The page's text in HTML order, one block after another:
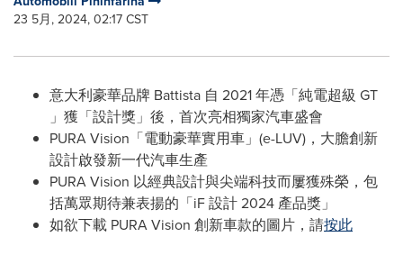
23 5月, 2024, 02:17 CST
意大利豪華品牌 Battista 自 2021 年憑「純電超級 GT
」獲「設計獎」後，首次亮相獨家汽車盛會
PURA Vision「電動豪華實用車」(e-LUV)，大膽創新
設計啟發新一代汽車生產
PURA Vision 以經典設計與尖端科技而屢獲殊榮，包
括萬眾期待兼表揚的「iF 設計 2024 產品獎」
如欲下載 PURA Vision 創新車款的圖片，請按此